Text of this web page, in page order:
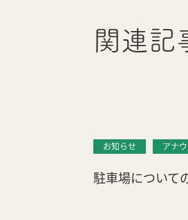
関連記
お知らせ アナ
駐車場について